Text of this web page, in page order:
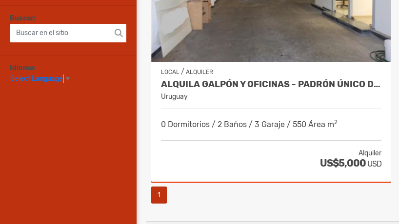
Buscar:
Idioma:
Select Language ▼
LOCAL / ALQUILER
ALQUILA GALPÓN Y OFICINAS - PADRÓN ÚNICO DE 494 M2 - BRAZO ORIENTAL
Uruguay
0 Dormitorios / 2 Baños / 3 Garaje / 550 Área m2
Alquiler
US$5,000 USD
1